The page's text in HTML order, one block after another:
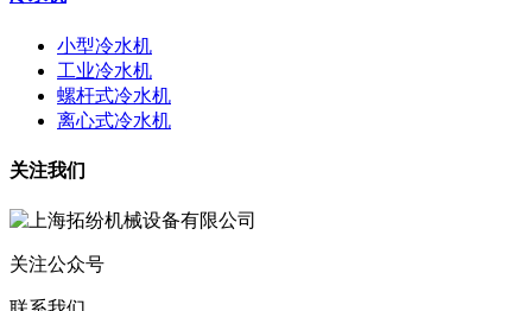
小型冷水机
工业冷水机
螺杆式冷水机
离心式冷水机
关注我们
关注公众号